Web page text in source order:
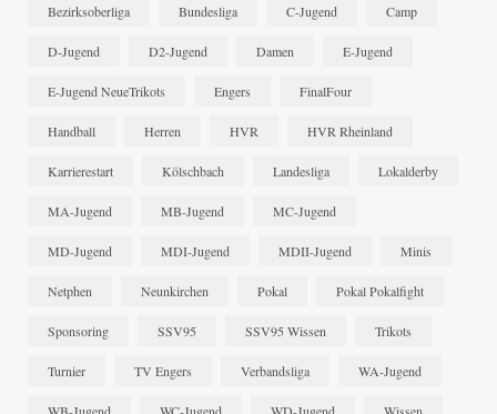
Bezirksoberliga Bundesliga C-Jugend Camp
D-Jugend D2-Jugend Damen E-Jugend
E-Jugend NeueTrikots Engers FinalFour
Handball Herren HVR HVR Rheinland
Karrierestart Kölschbach Landesliga Lokalderby
MA-Jugend MB-Jugend MC-Jugend
MD-Jugend MDI-Jugend MDII-Jugend Minis
Netphen Neunkirchen Pokal Pokal Pokalfight
Sponsoring SSV95 SSV95 Wissen Trikots
Turnier TV Engers Verbandsliga WA-Jugend
WB-Jugend WC-Jugend WD-Jugend Wissen